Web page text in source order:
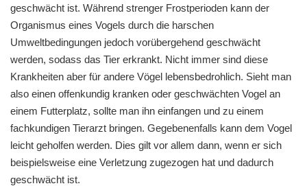
geschwächt ist. Während strenger Frostperioden kann der
Organismus eines Vogels durch die harschen
Umweltbedingungen jedoch vorübergehend geschwächt
werden, sodass das Tier erkrankt. Nicht immer sind diese
Krankheiten aber für andere Vögel lebensbedrohlich. Sieht man
also einen offenkundig kranken oder geschwächten Vogel an
einem Futterplatz, sollte man ihn einfangen und zu einem
fachkundigen Tierarzt bringen. Gegebenenfalls kann dem Vogel
leicht geholfen werden. Dies gilt vor allem dann, wenn er sich
beispielsweise eine Verletzung zugezogen hat und dadurch
geschwächt ist.